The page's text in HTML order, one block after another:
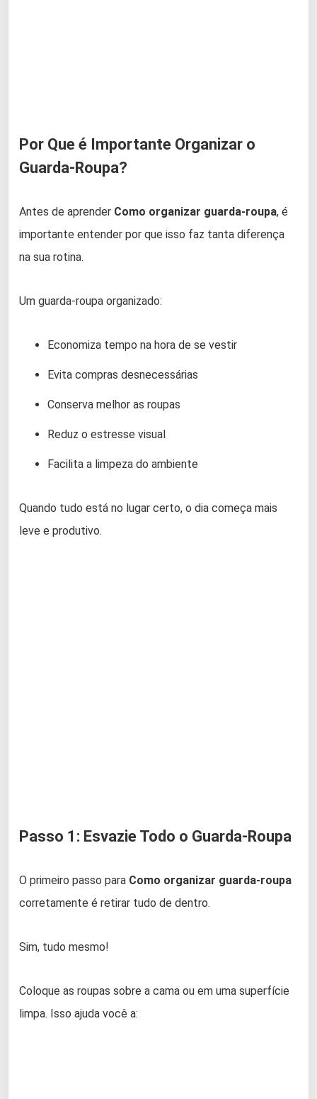
Por Que é Importante Organizar o
Guarda-Roupa?
Antes de aprender Como organizar guarda-roupa, é
importante entender por que isso faz tanta diferença
na sua rotina.
Um guarda-roupa organizado:
Economiza tempo na hora de se vestir
Evita compras desnecessárias
Conserva melhor as roupas
Reduz o estresse visual
Facilita a limpeza do ambiente
Quando tudo está no lugar certo, o dia começa mais
leve e produtivo.
Passo 1: Esvazie Todo o Guarda-Roupa
O primeiro passo para Como organizar guarda-roupa
corretamente é retirar tudo de dentro.
Sim, tudo mesmo!
Coloque as roupas sobre a cama ou em uma superfície
limpa. Isso ajuda você a: